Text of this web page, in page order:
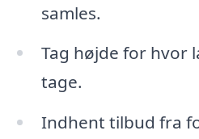
samles.
Tag højde for hvor
tage.
Indhent tilbud fra